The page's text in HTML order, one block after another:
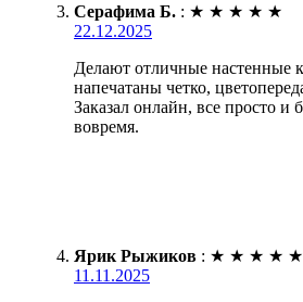
Серафима Б. : ★ ★ ★ ★ ★
22.12.2025
Делают отличные настенные
напечатаны четко,
Заказал онлайн, все просто и
вовремя.
Ярик Рыжиков : ★ ★ ★ ★ ★
11.11.2025